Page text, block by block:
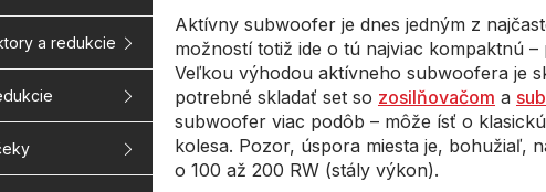
a redukcie
Aktívny subwoofer je dnes jedným z
možností totiž ide o tú najviac kompaktnú
Veľkou výhodou aktívneho subwoofera je
potrebné skladať set so zosilňovačom a
subwoofer viac podôb – môže ísť o
kolesa. Pozor, úspora miesta je, bohužiaľ,
o 100 až 200 RW (stály výkon).